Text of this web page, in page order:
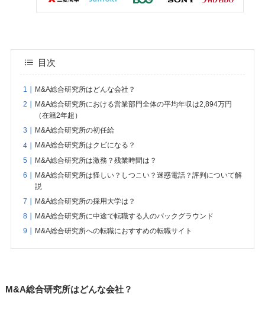
目次
M&A総合研究所はどんな会社？
M&A総合研究所における営業部門全体の平均年収は2,894万円
（在籍2年超）
M&A総合研究所の初任給
M&A総合研究所はクビになる？
M&A総合研究所は激務？残業時間は？
M&A総合研究所は怪しい？しつこい？迷惑電話？評判について解
説
M&A総合研究所の採用大学は？
M&A総合研究所に中途で転職する人のバックグラウンド
M&A総合研究所への転職におすすめの転職サイト
M&A総合研究所はどんな会社？